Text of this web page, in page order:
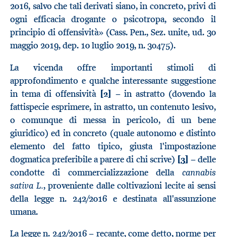
2016, salvo che tali derivati siano, in concreto, privi di
ogni efficacia drogante o psicotropa, secondo il
principio di offensività» (Cass. Pen., Sez. unite, ud. 30
maggio 2019, dep. 10 luglio 2019, n. 30475).
La vicenda offre importanti stimoli di
approfondimento e qualche interessante suggestione
in tema di offensività [2] − in astratto (dovendo la
fattispecie esprimere, in astratto, un contenuto lesivo,
o comunque di messa in pericolo, di un bene
giuridico) ed in concreto (quale autonomo e distinto
elemento del fatto tipico, giusta l'impostazione
dogmatica preferibile a parere di chi scrive) [3] − delle
condotte di commercializzazione della cannabis
sativa L., proveniente dalle coltivazioni lecite ai sensi
della legge n. 242/2016 e destinata all'assunzione
umana.
La legge n. 242/2016 − recante, come detto, norme per